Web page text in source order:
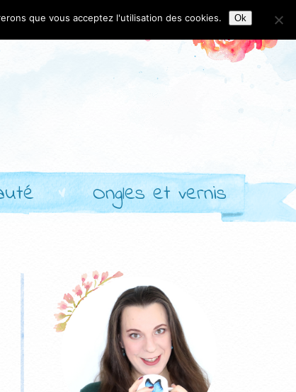
Ongles et vernis
que vous acceptez l'utilisation des cookies. Ok